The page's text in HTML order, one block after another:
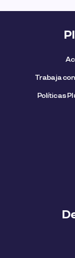
Trabaja
Políticas